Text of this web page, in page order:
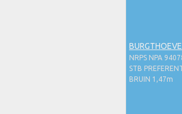
NRPS NPA
STB
BRUIN 1,47m